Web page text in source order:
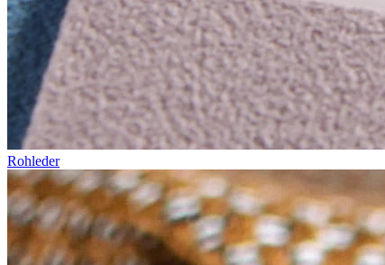
Rohleder